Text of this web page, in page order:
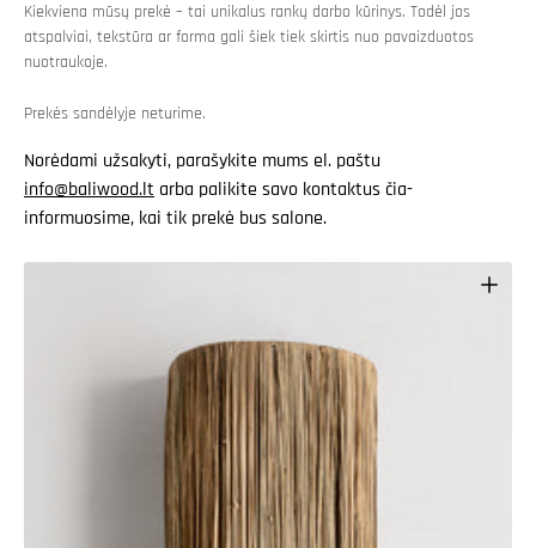
Kiekviena mūsų prekė – tai unikalus rankų darbo kūrinys. Todėl jos
atspalviai, tekstūra ar forma gali šiek tiek skirtis nuo pavaizduotos
nuotraukoje.
Prekės sandėlyje neturime.
Norėdami užsakyti, parašykite mums el. paštu
info@baliwood.lt arba palikite savo kontaktus čia-
informuosime, kai tik prekė bus salone.